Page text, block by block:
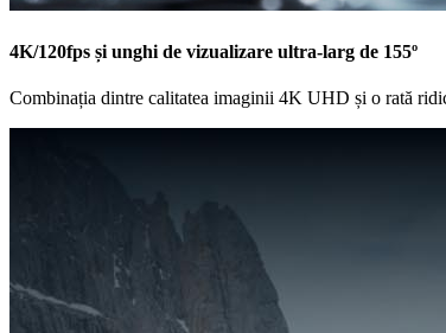
4K/120fps și unghi de vizualizare ultra-larg de 155º
Combinația dintre calitatea imaginii 4K UHD și o rată